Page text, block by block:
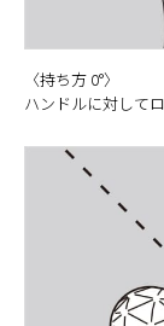
〈持ち方 0°〉
ハンドルに対して